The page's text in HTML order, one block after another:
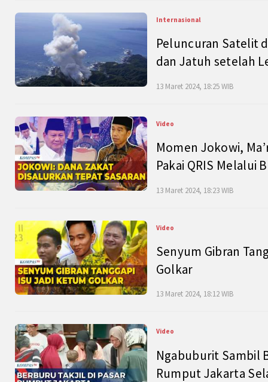
Internasional
Peluncuran Satelit
dan Jatuh setelah
13 Maret 2024, 18:25 WIB
Video
Momen Jokowi,
Pakai QRIS Melalui
13 Maret 2024, 18:23 WIB
Video
Senyum Gibran
Golkar
13 Maret 2024, 18:12 WIB
Video
Ngabuburit Sambil
Rumput Jakarta